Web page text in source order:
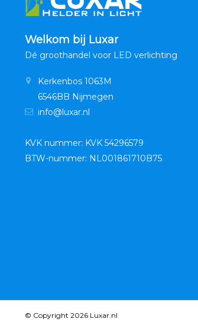
Welkom bij Luxar
Dé groothandel voor LED verlichting
Kerkenbos 1063M
6546BB Nijmegen
info@luxar.nl
KVK nummer: KVK 54296579
BTW-nummer: NL001861710B75
© Copyright 2026 Luxar.nl